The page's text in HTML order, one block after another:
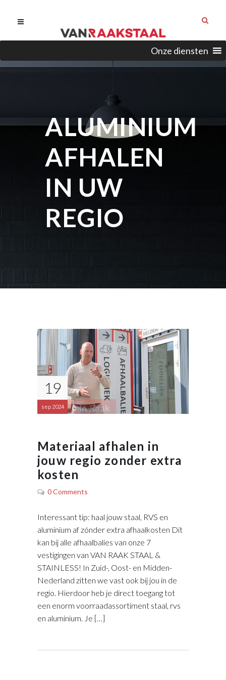
Onze diensten
ALUMINIUM
AFHALEN
IN UW
REGIO
19
sep 2024
Materiaal afhalen in
jouw regio zonder extra
kosten
0 Comments
Interessant tip: haal jouw staal, RVS en
aluminium af zónder extra afhaalkosten Dit
kan bij alle afhaalbalies van onze 7
vestigingen van VAN RAAK STAAL &
STAINLESS! In Zuid-, Oost- en Midden-
Nederland zitten we vast ook bij jou in de
regio. Hierdoor heb je direct toegang tot
een enorm voorraadassortiment staal, rvs
en aluminium. Je […]